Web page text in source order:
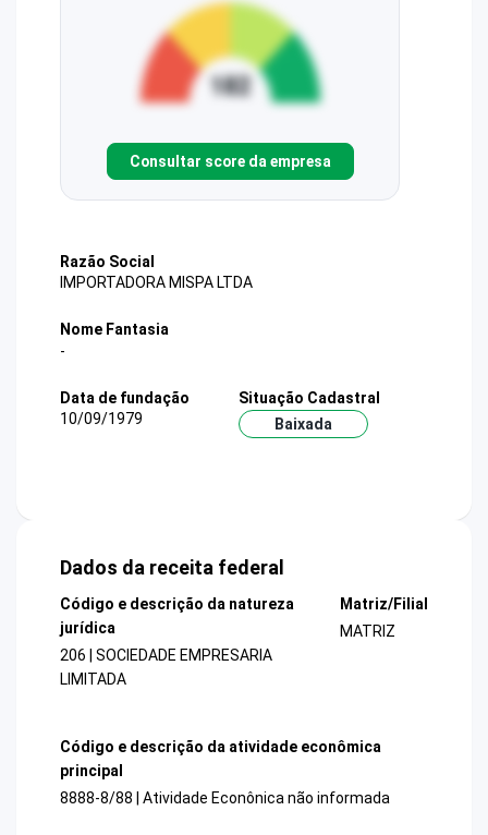
Consultar score da empresa
Razão Social
IMPORTADORA MISPA LTDA
Nome Fantasia
-
Data de fundação
10/09/1979
Situação Cadastral
Baixada
Dados da receita federal
Código e descrição da natureza
jurídica
206 | SOCIEDADE EMPRESARIA
LIMITADA
Matriz/Filial
MATRIZ
Código e descrição da atividade econômica
principal
8888-8/88 | Atividade Econônica não informada